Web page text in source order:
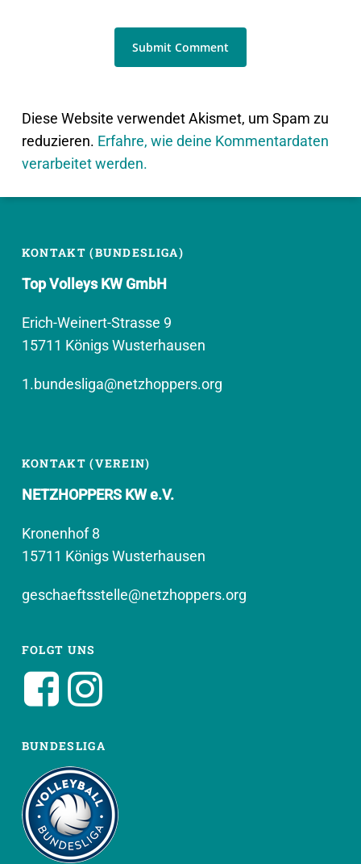
Diese Website verwendet Akismet, um Spam zu
reduzieren. Erfahre, wie deine Kommentardaten
verarbeitet werden.
KONTAKT (BUNDESLIGA)
Top Volleys KW GmbH
Erich-Weinert-Strasse 9
15711 Königs Wusterhausen
1.bundesliga@netzhoppers.org
KONTAKT (VEREIN)
NETZHOPPERS KW e.V.
Kronenhof 8
15711 Königs Wusterhausen
geschaeftsstelle@netzhoppers.org
FOLGT UNS
BUNDESLIGA